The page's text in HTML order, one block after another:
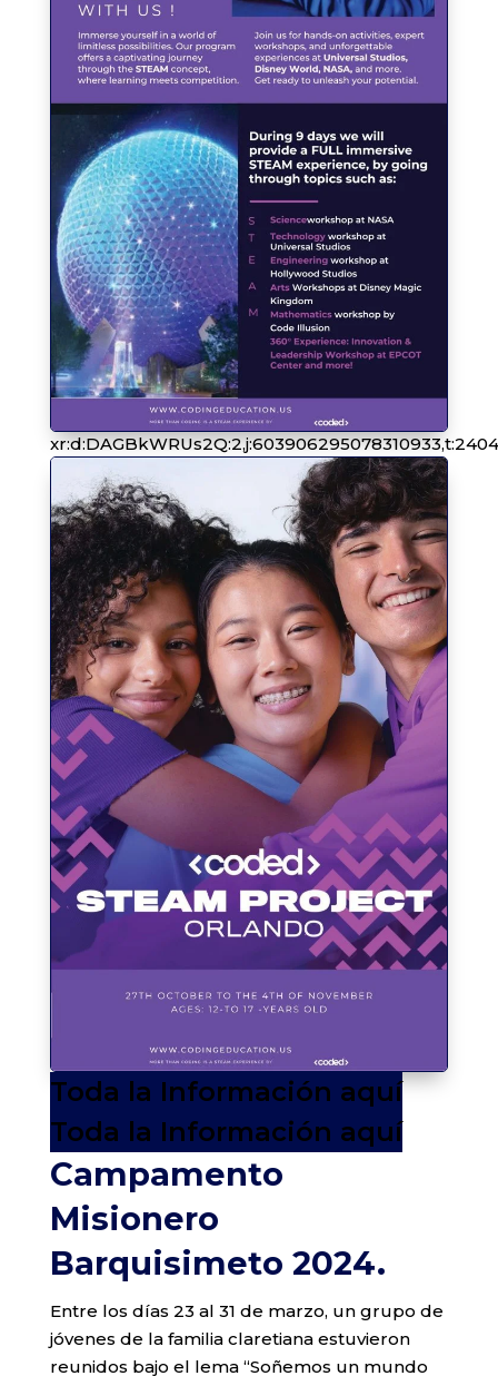
Toda la Información aquí
Toda la Información aquí
Campamento
Misionero
Barquisimeto 2024.
Entre los días 23 al 31 de marzo, un grupo de
jóvenes de la familia claretiana estuvieron
reunidos bajo el lema “Soñemos un mundo